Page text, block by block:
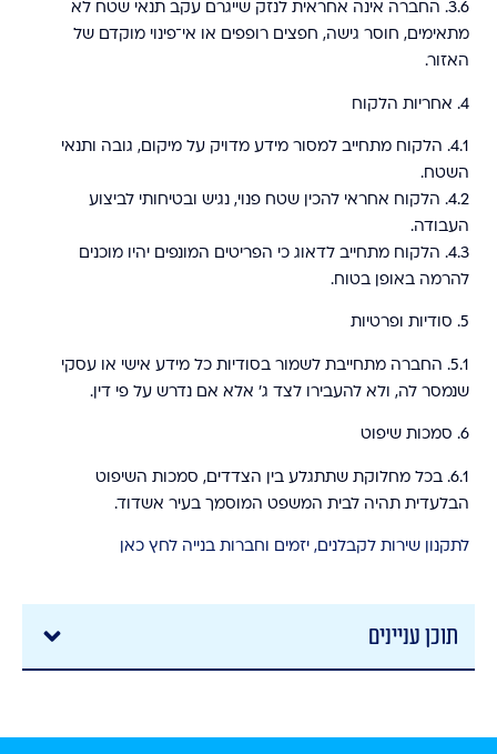
3.6.
החברה אינה אחראית לנזק שייגרם עקב תנאי שטח לא
מתאימים, חוסר גישה, חפצים רופפים או אי־פינוי מוקדם של
האזור.
4.⁠ ⁠אחריות הלקוח
4.1.
הלקוח מתחייב למסור מידע מדויק על מיקום, גובה ותנאי
השטח.
4.2.
הלקוח אחראי להכין שטח פנוי, נגיש ובטיחותי לביצוע
העבודה.
4.3.
הלקוח מתחייב לדאוג כי הפריטים המונפים יהיו מוכנים
להרמה באופן בטוח.
5.⁠ ⁠סודיות ופרטיות
5.1.
החברה מתחייבת לשמור בסודיות כל מידע אישי או עסקי
שנמסר לה, ולא להעבירו לצד ג’ אלא אם נדרש על פי דין.
6.⁠ ⁠סמכות שיפוט
6.1.
בכל מחלוקת שתתגלע בין הצדדים, סמכות השיפוט
הבלעדית תהיה לבית המשפט המוסמך בעיר אשדוד.
לתקנון שירות לקבלנים, יזמים וחברות בנייה לחץ כאן
תוכן עניינים